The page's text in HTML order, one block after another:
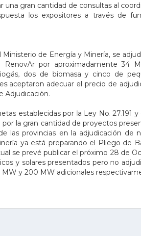
una gran cantidad de consultas al
los expositores a través de
de Energía y Minería, se
RenovAr por aproximadamente 34
dos de biomasa y cinco de
aceptaron adecuar el precio de
Adjudicación.
establecidas por la Ley No. 27.191 y
la gran cantidad de proyectos
las provincias en la adjudicación de
ya está preparando el Pliego de
se prevé publicar el próximo 28 de
y solares presentados pero no
y 200 MW adicionales